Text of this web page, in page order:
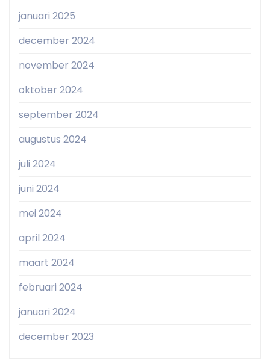
januari 2025
december 2024
november 2024
oktober 2024
september 2024
augustus 2024
juli 2024
juni 2024
mei 2024
april 2024
maart 2024
februari 2024
januari 2024
december 2023